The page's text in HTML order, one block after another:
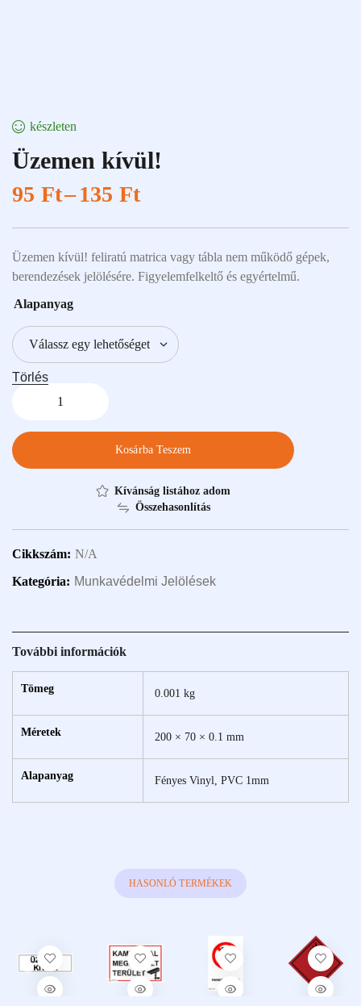
készleten
Üzemen kívül!
95 Ft–135 Ft
Üzemen kívül! feliratú matrica vagy tábla nem működő gépek,
berendezések jelölésére. Figyelemfelkeltő és egyértelmű.
Alapanyag
Törlés
Kosárba Teszem
Kívánság listához adom
Összehasonlítás
Cikkszám: N/A
Kategória: Munkavédelmi Jelölések
További információk
Tömeg 0.001 kg
Méretek 200 × 70 × 0.1 mm
Alapanyag Fényes Vinyl, PVC 1mm
HASONLÓ TERMÉKEK